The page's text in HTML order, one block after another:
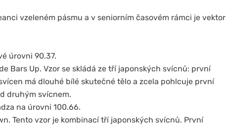
vzeleném pásmu a v seniorním časovém rámci je vektor
úrovni 90.37.
Bars Up. Vzor se skládá ze tří japonských svícnů: první
má dlouhé bílé skutečné tělo a zcela pohlcuje první
druhým svícnem.
na úrovni 100.66.
Tento vzor je kombinací tří japonských svícnů. První